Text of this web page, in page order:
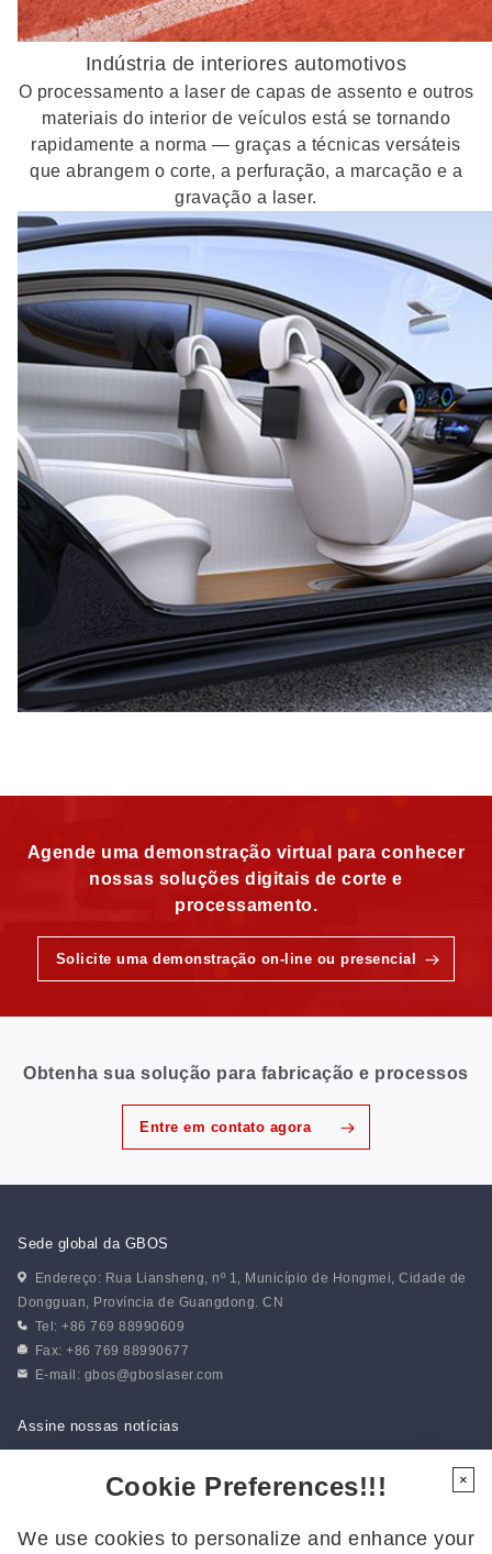
Indústria de interiores automotivos
O processamento a laser de capas de assento e outros
materiais do interior de veículos está se tornando
rapidamente a norma — graças a técnicas versáteis
que abrangem o corte, a perfuração, a marcação e a
gravação a laser.
Agende uma demonstração virtual para conhecer
nossas soluções digitais de corte e
processamento.
Solicite uma demonstração on-line ou presencial
Obtenha sua solução para fabricação e processos
Entre em contato agora
Sede global da GBOS
Endereço: Rua Liansheng, nº 1, Município de Hongmei, Cidade de
Dongguan, Província de Guangdong. CN
Tel: +86 769 88990609
Fax: +86 769 88990677
E-mail: gbos@gboslaser.com
Assine nossas notícias
Siga-nos para ficar por dentro das últimas novidades:
Cookie Preferences!!!
We use cookies to personalize and enhance your
×